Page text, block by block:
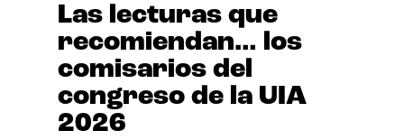
Las lecturas que
recomiendan… los
comisarios del
congreso de la UIA
2026